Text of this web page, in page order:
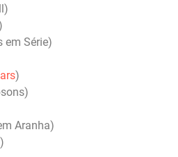
em Série)
)
Aranha)